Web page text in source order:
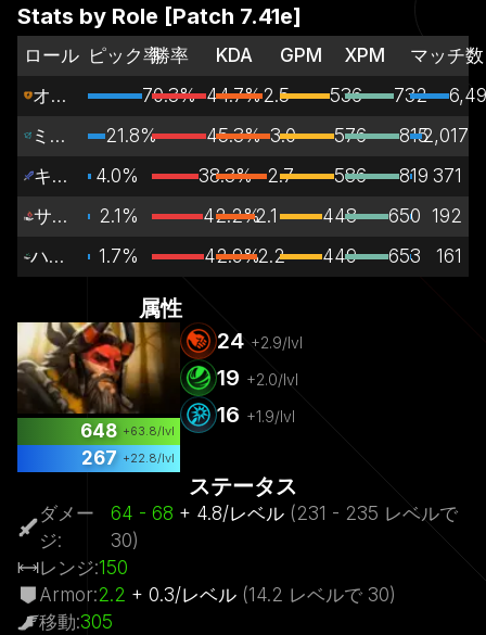
Stats by Role [Patch 7.41e]
ロール ピック率勝率 KDA GPM XPM
マッチ数
オフレーン
70.3% 44.7%2.5 536 732
ミッドレーン
21.8% 45.3% 3.0 576 8152,017
キャリー
4.0% 38.3% 2.7 586 819 371
サポート
2.1% 42.2%2.1 448 650 192
ハードサポート
1.7% 42.9%2.2 449 653 161
属性
648 +63.8/lvl
267 +22.8/lvl
24 +2.9/lvl
19 +2.0/lvl
16 +1.9/lvl
ステータス
ダメー
ジ:
64 - 68 + 4.8/レベル (231 - 235 レベルで
30)
レンジ:150
Armor:2.2 + 0.3/レベル (14.2 レベルで 30)
移動:305